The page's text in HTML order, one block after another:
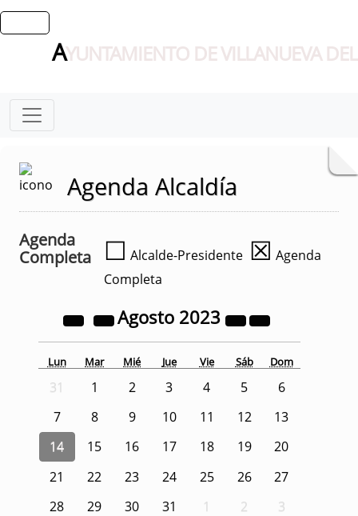
AYUNTAMIENTO DE VILLANUEVA
Agenda Alcaldía
Agenda
Completa
☐ Alcalde-Presidente ☒ Agenda
Completa
Agosto 2023
Lun Mar Mié Jue Vie Sáb Dom
31 1 2 3 4 5
6
7
8 9 10 11 12
13
14
15 16 17 18 19
20
21
22 23 24 25 26
27
28
29 30 31 1 2 3